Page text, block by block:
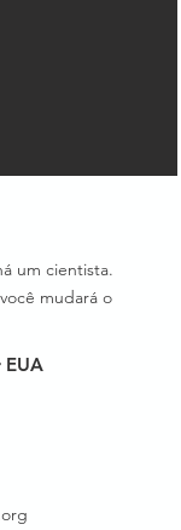
um cientista.
mudará o
EUA